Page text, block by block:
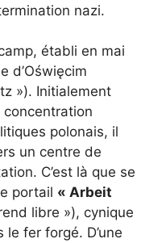
nazi.
établi en mai
d’Oświęcim
»). Initialement
polonais, il
un centre de
C’est là que se
portail « Arbeit
libre »), cynique
fer forgé. D’une